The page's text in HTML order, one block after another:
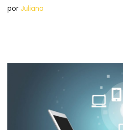
por Juliana